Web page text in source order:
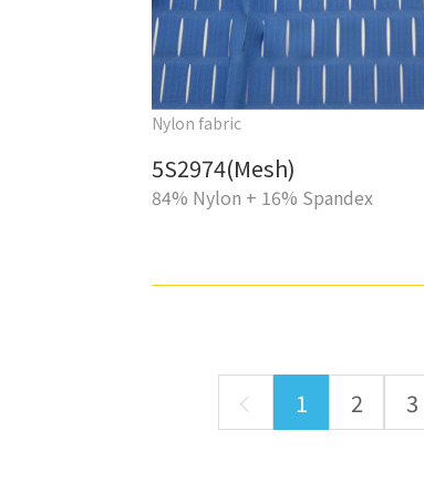
Nylon fabric
5S2974(Mesh)
84% Nylon + 16% Spandex
1 2 3